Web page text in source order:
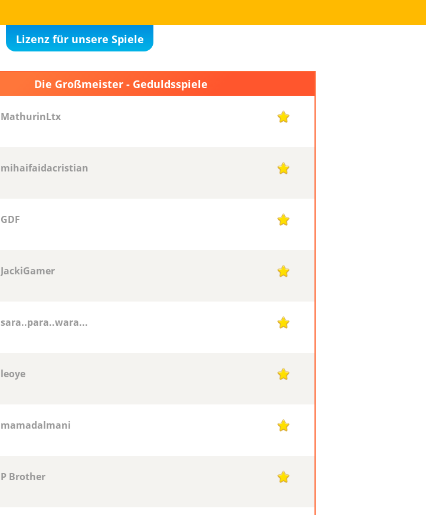
Lizenz für unsere Spiele
Die Großmeister - Geduldsspiele
MathurinLtx 1
mihaifaidacristian 1
GDF 1
JackiGamer 1
sara..para..wara... 1
leoye 1
mamadalmani 1
P Brother 1